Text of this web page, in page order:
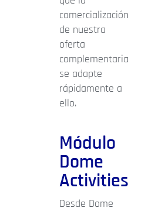
comercialización
de nuestra
oferta
complementaria
se adapte
rápidamente a
ello.
Módulo
Dome
Activities
Desde Dome